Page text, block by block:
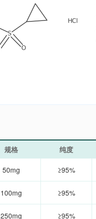
规格 纯度
50mg ≥95%
100mg ≥95%
250mg ≥95%